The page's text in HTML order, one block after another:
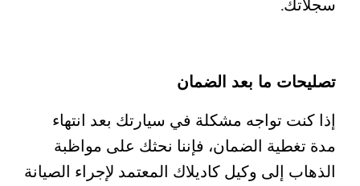
سجلاتك.
تصليحات ما بعد الضمان
إذا كنت تواجه مشكلة في سيارتك بعد انتهاء
مدة تغطية الضمان، فإننا نحثك على مواظبة
الذهاب إلى وكيل كاديلاك المعتمد لإجراء الصيانة